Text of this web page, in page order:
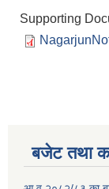
Supporting
बजेट तथा